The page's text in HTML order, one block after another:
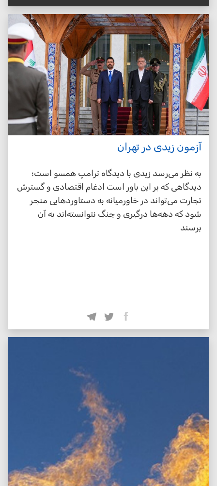
آزمون زیدی در تهران
به نظر می‌رسد زیدی با دیدگاه ترامپ همسو است؛
دیدگاهی که بر این باور است ادغام اقتصادی و گسترش
تجارت می‌تواند در خاورمیانه به دستاوردهایی منجر
شود که دهه‌ها درگیری و جنگ نتوانسته‌اند به آن
برسند